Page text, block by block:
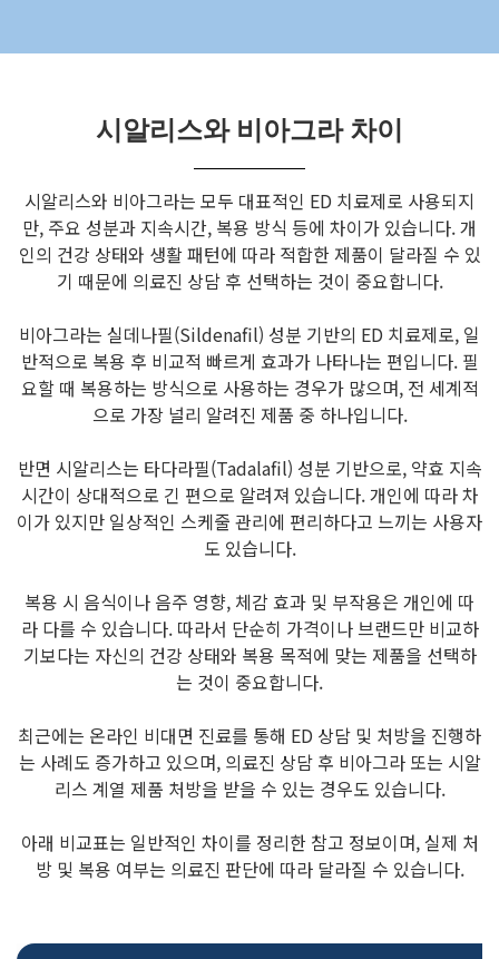
시알리스와 비아그라 차이
시알리스와 비아그라는 모두 대표적인 ED 치료제로 사용되지
만, 주요 성분과 지속시간, 복용 방식 등에 차이가 있습니다. 개
인의 건강 상태와 생활 패턴에 따라 적합한 제품이 달라질 수 있
기 때문에 의료진 상담 후 선택하는 것이 중요합니다.
비아그라는 실데나필(Sildenafil) 성분 기반의 ED 치료제로, 일
반적으로 복용 후 비교적 빠르게 효과가 나타나는 편입니다. 필
요할 때 복용하는 방식으로 사용하는 경우가 많으며, 전 세계적
으로 가장 널리 알려진 제품 중 하나입니다.
반면 시알리스는 타다라필(Tadalafil) 성분 기반으로, 약효 지속
시간이 상대적으로 긴 편으로 알려져 있습니다. 개인에 따라 차
이가 있지만 일상적인 스케줄 관리에 편리하다고 느끼는 사용자
도 있습니다.
복용 시 음식이나 음주 영향, 체감 효과 및 부작용은 개인에 따
라 다를 수 있습니다. 따라서 단순히 가격이나 브랜드만 비교하
기보다는 자신의 건강 상태와 복용 목적에 맞는 제품을 선택하
는 것이 중요합니다.
최근에는 온라인 비대면 진료를 통해 ED 상담 및 처방을 진행하
는 사례도 증가하고 있으며, 의료진 상담 후 비아그라 또는 시알
리스 계열 제품 처방을 받을 수 있는 경우도 있습니다.
아래 비교표는 일반적인 차이를 정리한 참고 정보이며, 실제 처
방 및 복용 여부는 의료진 판단에 따라 달라질 수 있습니다.